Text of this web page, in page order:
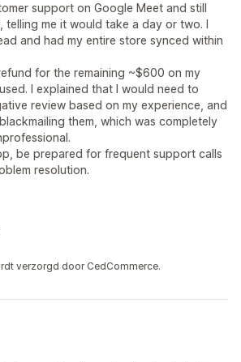
support on Google Meet and still
telling me it would take a day or two. I
and had my entire store synced within
for the remaining ~$600 on my
I explained that I would need to
review based on my experience, and
them, which was completely
be prepared for frequent support calls
resolution.
verzorgd door CedCommerce.